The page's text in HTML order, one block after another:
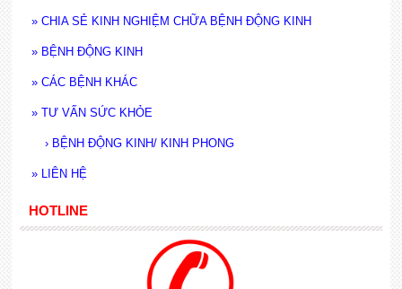
» CHIA SẺ KINH NGHIỆM CHỮA BỆNH ĐỘNG KINH
» BỆNH ĐỘNG KINH
» CÁC BỆNH KHÁC
» TƯ VẤN SỨC KHỎE
› BỆNH ĐỘNG KINH/ KINH PHONG
» LIÊN HỆ
HOTLINE